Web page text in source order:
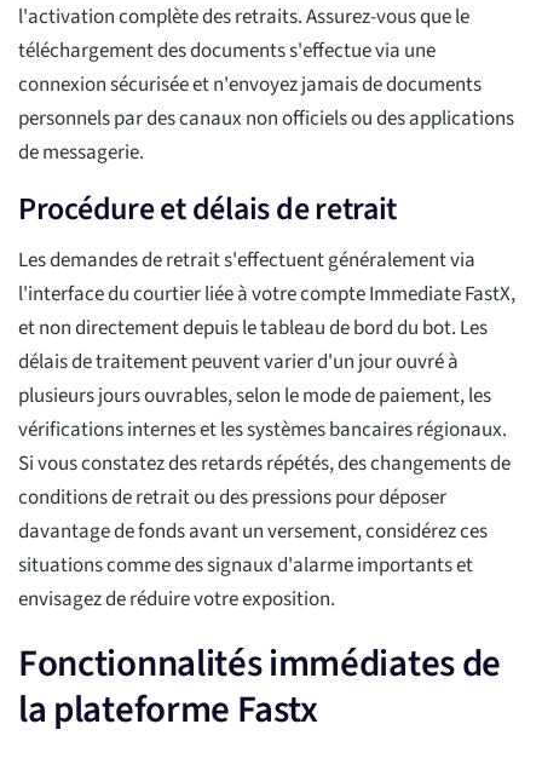
l'activation complète des retraits. Assurez-vous que le
téléchargement des documents s'effectue via une
connexion sécurisée et n'envoyez jamais de documents
personnels par des canaux non officiels ou des applications
de messagerie.
Procédure et délais de retrait
Les demandes de retrait s'effectuent généralement via
l'interface du courtier liée à votre compte Immediate FastX,
et non directement depuis le tableau de bord du bot. Les
délais de traitement peuvent varier d'un jour ouvré à
plusieurs jours ouvrables, selon le mode de paiement, les
vérifications internes et les systèmes bancaires régionaux.
Si vous constatez des retards répétés, des changements de
conditions de retrait ou des pressions pour déposer
davantage de fonds avant un versement, considérez ces
situations comme des signaux d'alarme importants et
envisagez de réduire votre exposition.
Fonctionnalités immédiates de
la plateforme Fastx